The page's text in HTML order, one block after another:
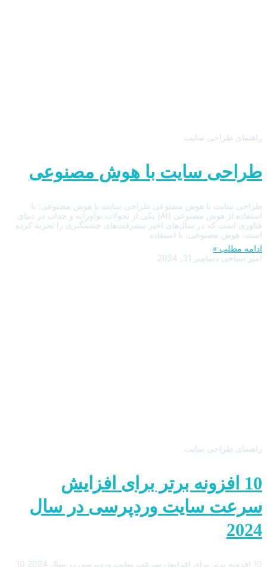
راهنمای طراحی سایت
طراحی سایت با هوش مصنوعی
طراحی سایت با هوش مصنوعی طراحی سایت با هوش مصنوعی: با
استفاده از هوش مصنوعی (AI) یکی از تحولات نوآورانه و جذاب در دنیای
فناوری است که در سال‌های اخیر پیشرفت‌های چشمگیری را تجربه کرده
است. هوش مصنوعی، با استفاده
ادامه مطلب »
امیر سیاحی دسامبر 31, 2024
راهنمای طراحی سایت
10 افزونه برتر برای افزایش
سرعت سایت وردپرسی در سال
2024
10 افزونه برتر برای افزایش سرعت سایت وردپرسی در سال 2024 10